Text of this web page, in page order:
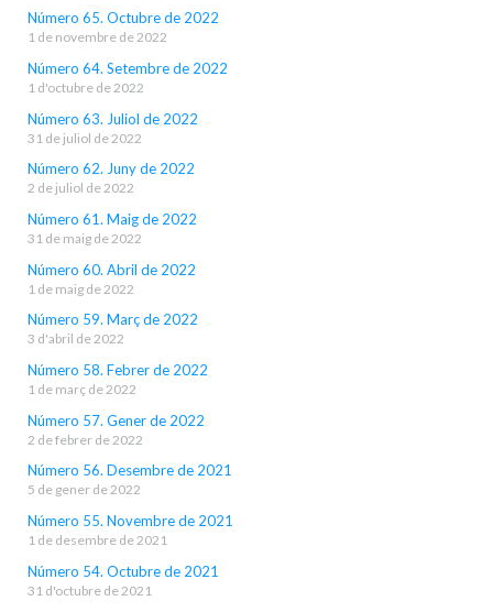
Número 65. Octubre de 2022
1 de novembre de 2022
Número 64. Setembre de 2022
1 d'octubre de 2022
Número 63. Juliol de 2022
31 de juliol de 2022
Número 62. Juny de 2022
2 de juliol de 2022
Número 61. Maig de 2022
31 de maig de 2022
Número 60. Abril de 2022
1 de maig de 2022
Número 59. Març de 2022
3 d'abril de 2022
Número 58. Febrer de 2022
1 de març de 2022
Número 57. Gener de 2022
2 de febrer de 2022
Número 56. Desembre de 2021
5 de gener de 2022
Número 55. Novembre de 2021
1 de desembre de 2021
Número 54. Octubre de 2021
31 d'octubre de 2021